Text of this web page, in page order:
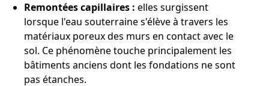
Remontées capillaires : elles surgissent
lorsque l'eau souterraine s'élève à travers les
matériaux poreux des murs en contact avec le
sol. Ce phénomène touche principalement les
bâtiments anciens dont les fondations ne sont
pas étanches.